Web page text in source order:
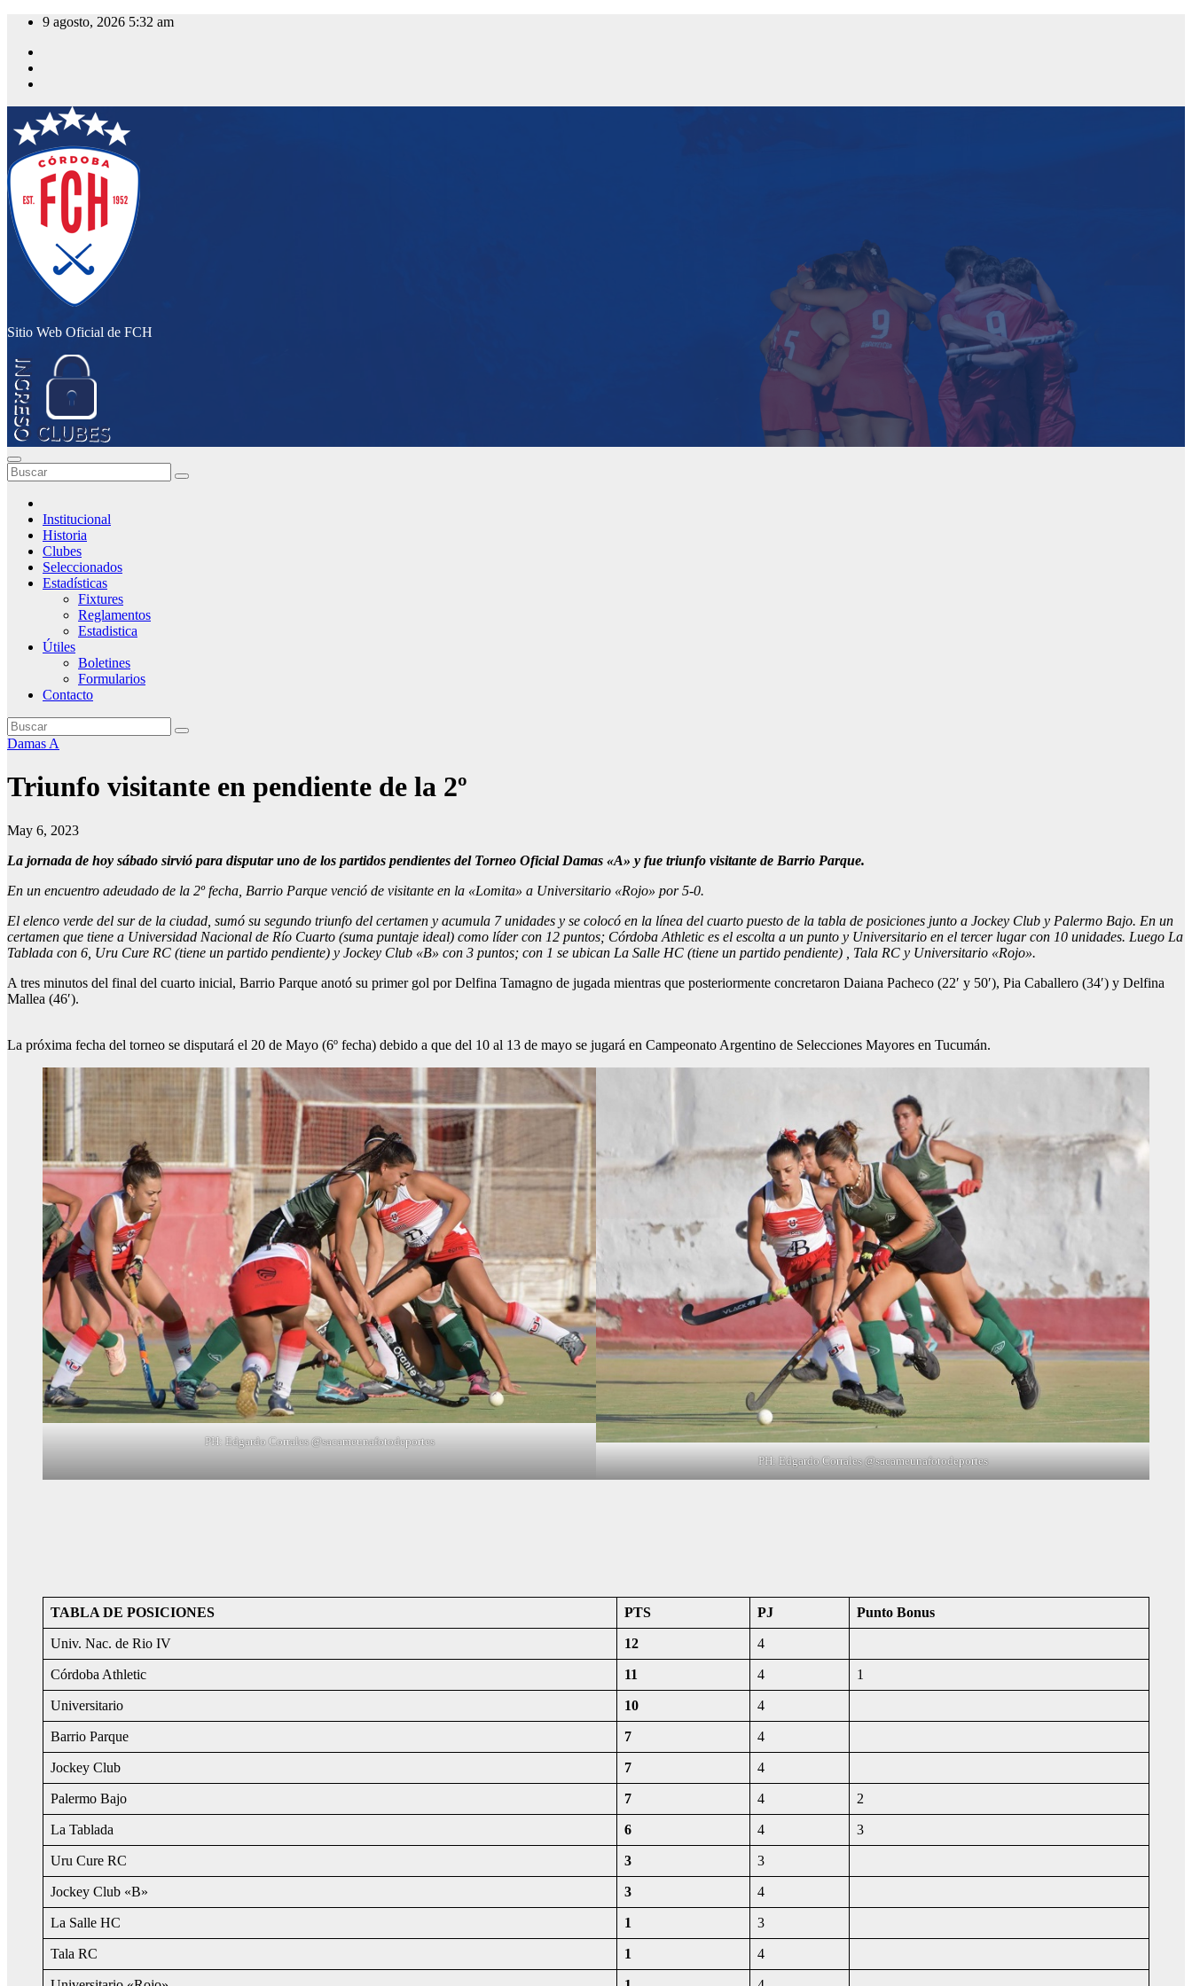
Saltar
contenido
9 agosto, 2026 5:32 am
Sitio Web Oficial de FCH
Institucional
Historia
Clubes
Seleccionados
Estadísticas
Fixtures
Reglamentos
Estadistica
Útiles
Boletines
Formularios
Contacto
Damas A
Triunfo visitante en pendiente de la 2º
May 6, 2023
La jornada de hoy sábado sirvió para disputar uno de los partidos pendientes del Torneo Oficial Damas «A» y fue triunfo visitante de Barrio Parque.
En un encuentro adeudado de la 2º fecha, Barrio Parque venció de visitante en la «Lomita» a Universitario «Rojo» por 5-0.
El elenco verde del sur de la ciudad, sumó su segundo triunfo del certamen y acumula 7 unidades y se colocó en la línea del cuarto puesto de la tabla de posiciones junto a Jockey Club y Palermo Bajo. En un
certamen que tiene a Universidad Nacional de Río Cuarto (suma puntaje ideal) como líder con 12 puntos; Córdoba Athletic es el escolta a un punto y Universitario en el tercer lugar con 10 unidades. Luego La
Tablada con 6, Uru Cure RC (tiene un partido pendiente) y Jockey Club «B» con 3 puntos; con 1 se ubican La Salle HC (tiene un partido pendiente) , Tala RC y Universitario «Rojo».
A tres minutos del final del cuarto inicial, Barrio Parque anotó su primer gol por Delfina Tamagno de jugada mientras que posteriormente concretaron Daiana Pacheco (22′ y 50′), Pia Caballero (34′) y Delfina
Mallea (46′).
La próxima fecha del torneo se disputará el 20 de Mayo (6º fecha) debido a que del 10 al 13 de mayo se jugará en Campeonato Argentino de Selecciones Mayores en Tucumán.
PH: Edgardo Corrales @sacameunafotodeportes
PH: Edgardo Corrales @sacameunafotodeportes
TABLA DE POSICIONES PTS PJ Punto Bonus
Univ. Nac. de Rio IV 12 4
Córdoba Athletic 11 4 1
Universitario 10 4
Barrio Parque 7 4
Jockey Club 7 4
Palermo Bajo 7 4 2
La Tablada 6 4 3
Uru Cure RC 3 3
Jockey Club «B» 3 4
La Salle HC 1 3
Tala RC 1 4